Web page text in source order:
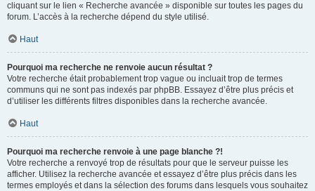
cliquant sur le lien « Recherche avancée » disponible sur toutes les pages du
forum. L’accès à la recherche dépend du style utilisé.
Haut
Pourquoi ma recherche ne renvoie aucun résultat ?
Votre recherche était probablement trop vague ou incluait trop de termes
communs qui ne sont pas indexés par phpBB. Essayez d’être plus précis et
d’utiliser les différents filtres disponibles dans la recherche avancée.
Haut
Pourquoi ma recherche renvoie à une page blanche ?!
Votre recherche a renvoyé trop de résultats pour que le serveur puisse les
afficher. Utilisez la recherche avancée et essayez d’être plus précis dans les
termes employés et dans la sélection des forums dans lesquels vous souhaitez